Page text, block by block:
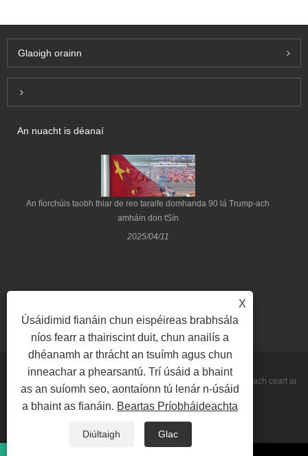
Glaoigh orainn
Inquiry For Pricelist
An nuacht is déanaí
An fíorchúis taobh thiar de reo taraife domhanda 90 lá Trump-ach
amháin don tSín
2025/04/11
Cóipcheart © 2022 Qingdao Be-Win Industrial & Trade Co., Ltd Gach ceart ar
cosaint.
Sitemap XML
X
Úsáidimid fianáin chun eispéireas brabhsála
níos fearr a thairiscint duit, chun anailís a
dhéanamh ar thrácht an tsuímh agus chun
inneachar a phearsantú. Trí úsáid a bhaint
as an suíomh seo, aontaíonn tú lenár n-úsáid
a bhaint as fianáin. Beartas Príobháideachta
Diúltaigh Glac